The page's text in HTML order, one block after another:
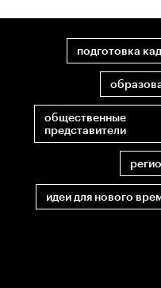
подготовка
общественные
представители
идеи для нового